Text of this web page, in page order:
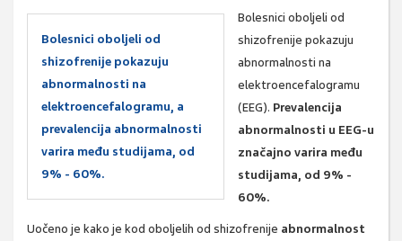
Bolesnici oboljeli od
shizofrenije pokazuju
abnormalnosti na
elektroencefalogramu, a
prevalencija abnormalnosti
varira među studijama, od
9% - 60%.
Bolesnici oboljeli od
shizofrenije pokazuju
abnormalnosti na
elektroencefalogramu
(EEG). Prevalencija
abnormalnosti u EEG-u
značajno varira među
studijama, od 9% -
60%.
Uočeno je kako je kod oboljelih od shizofrenije abnormalnost